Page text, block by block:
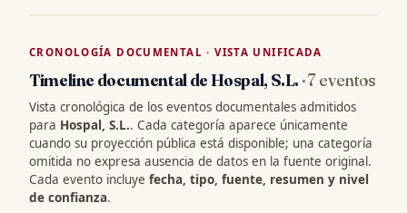
CRONOLOGÍA DOCUMENTAL · VISTA UNIFICADA
Timeline documental de Hospal, S.L. · 7 eventos
Vista cronológica de los eventos documentales admitidos
para Hospal, S.L.. Cada categoría aparece únicamente
cuando su proyección pública está disponible; una categoría
omitida no expresa ausencia de datos en la fuente original.
Cada evento incluye fecha, tipo, fuente, resumen y nivel
de confianza.